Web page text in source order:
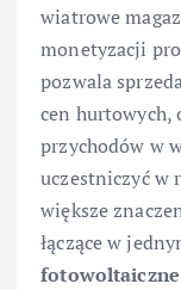
wiatrowe
monetyzacji
pozwala
cen hurtowych,
przychodów w
uczestniczyć w
większe
łączące w
fotowoltaiczne